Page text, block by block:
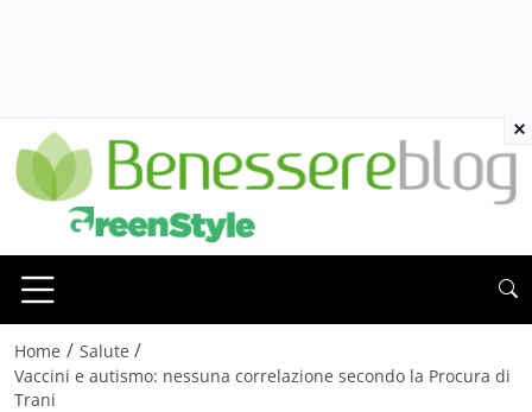
Home / Salute /
Vaccini e autismo: nessuna correlazione secondo la Procura di
Trani
×